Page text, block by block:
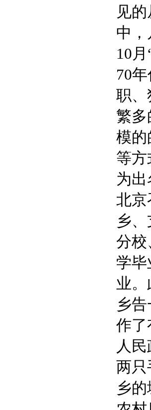
见
中，
10
70
职、
繁
模的
等
为
北京
乡
分校
学
业
乡
作了
人
两只
乡